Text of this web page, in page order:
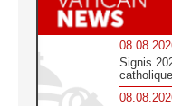
Signis